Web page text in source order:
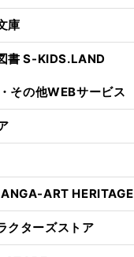
庫
書 S-KIDS.LAND
その他WEBサービス
ART HERITAGE
クターズストア